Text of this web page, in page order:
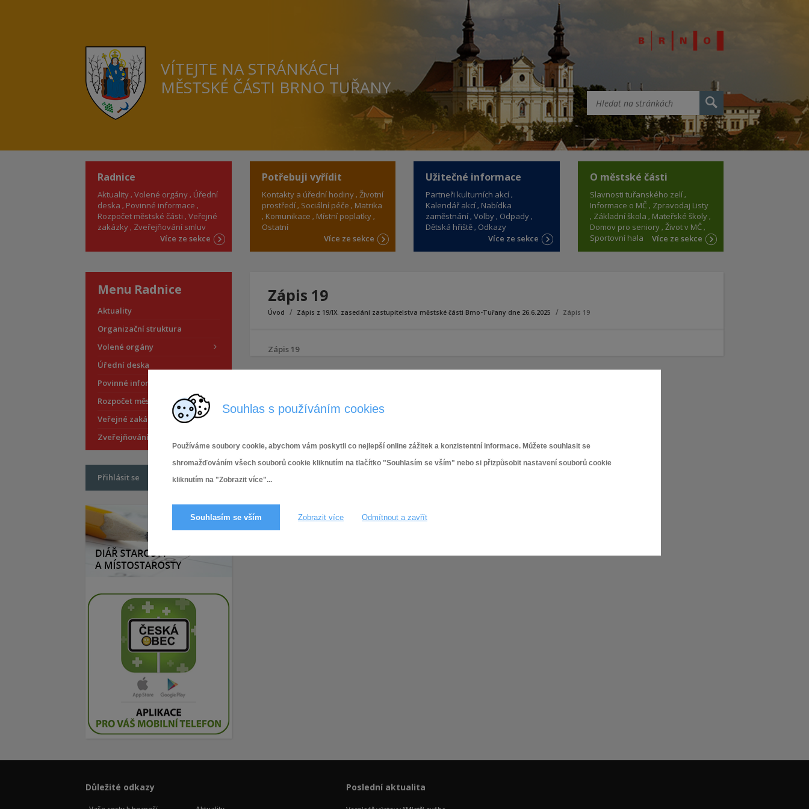
Souhlas s používáním cookies
Používáme soubory cookie, abychom vám poskytli co nejlepší online zážitek a konzistentní informace. Můžete souhlasit se
shromažďováním všech souborů cookie kliknutím na tlačítko "Souhlasím se vším" nebo si přizpůsobit nastavení souborů cookie
kliknutím na "Zobrazit více"...
Souhlasím se vším Zobrazit více Odmítnout a zavřít
VÍTEJTE NA STRÁNKÁCH
MĚSTSKÉ ČÁSTI BRNO TUŘANY
Radnice
Aktuality Volené orgány Úřední
deska
Povinné informace
Rozpočet městské části Veřejné
zakázky Zveřejňování smluv
Více ze sekce
Potřebuji vyřídit
Kontakty a úřední hodiny Životní
prostředí Sociální péče
Matrika
Komunikace
Místní poplatky
Ostatní
Více ze sekce
Užitečné informace
Partneři kulturních akcí
Kalendář akcí Nabídka
zaměstnání Volby Odpady
Dětská hřiště Odkazy
Více ze sekce
O městské části
Slavnosti tuřanského zelí
Informace o MČ Zpravodaj Listy
Základní škola
Mateřské školy
Domov pro seniory Život v MČ
Sportovní hala
Více ze sekce
Zápis 19
Úvod Zápis z 19/IX. zasedání zastupitelstva městské části Brno-Tuřany dne 26.6.2025 Zápis 19
Zápis 19
Menu Radnice
Aktuality
Organizační struktura
Volené orgány
Úřední deska
Povinné informace
Rozpočet městské části
Veřejné zakázky
Zveřejňování smluv
Přihlásit se
Důležité odkazy Poslední aktualita